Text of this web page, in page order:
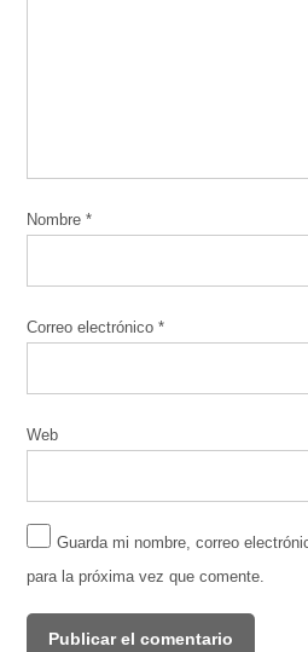
Nombre*
Correo electrónico*
Web
Guarda mi nombre, correo
para la próxima vez que comente.